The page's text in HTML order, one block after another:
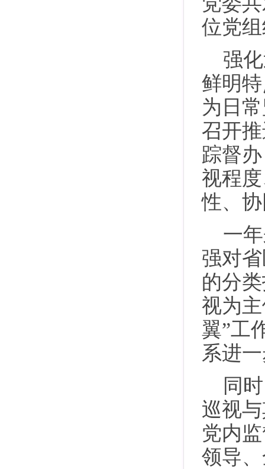
位党
强
鲜明
为日
召开
踪督
视程
性、
一
强对
的分
视为
翼”工
系进
同
巡视
党内
领导